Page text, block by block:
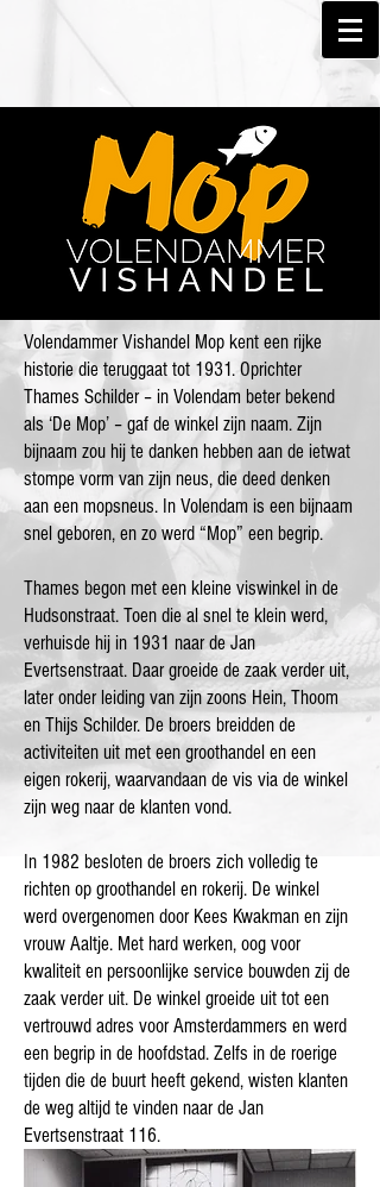
Geschiedenis
Volendammer Vishandel Mop kent een rijke
historie die teruggaat tot 1931. Oprichter
Thames Schilder – in Volendam beter bekend
als ‘De Mop’ – gaf de winkel zijn naam. Zijn
bijnaam zou hij te danken hebben aan de ietwat
stompe vorm van zijn neus, die deed denken
aan een mopsneus. In Volendam is een bijnaam
snel geboren, en zo werd “Mop” een begrip.
Thames begon met een kleine viswinkel in de
Hudsonstraat. Toen die al snel te klein werd,
verhuisde hij in 1931 naar de Jan
Evertsenstraat. Daar groeide de zaak verder uit,
later onder leiding van zijn zoons Hein, Thoom
en Thijs Schilder. De broers breidden de
activiteiten uit met een groothandel en een
eigen rokerij, waarvandaan de vis via de winkel
zijn weg naar de klanten vond.
In 1982 besloten de broers zich volledig te
richten op groothandel en rokerij. De winkel
werd overgenomen door Kees Kwakman en zijn
vrouw Aaltje. Met hard werken, oog voor
kwaliteit en persoonlijke service bouwden zij de
zaak verder uit. De winkel groeide uit tot een
vertrouwd adres voor Amsterdammers en werd
een begrip in de hoofdstad. Zelfs in de roerige
tijden die de buurt heeft gekend, wisten klanten
de weg altijd te vinden naar de Jan
Evertsenstraat 116.